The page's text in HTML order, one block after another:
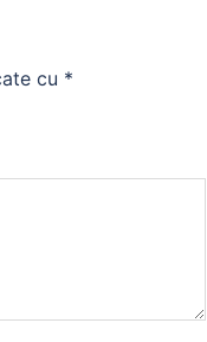
cu *